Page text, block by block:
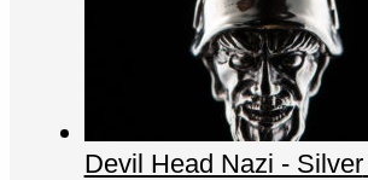
Devil Head Nazi - Silver